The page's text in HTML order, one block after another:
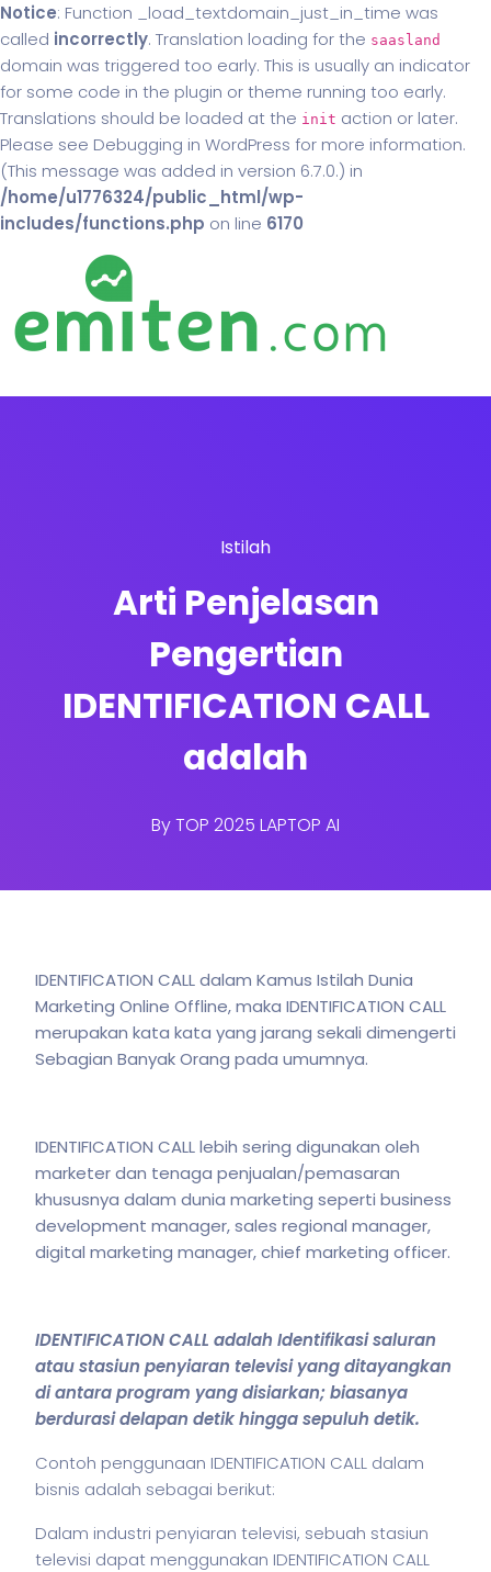
Notice: Function _load_textdomain_just_in_time was
called incorrectly. Translation loading for the saasland
domain was triggered too early. This is usually an indicator
for some code in the plugin or theme running too early.
Translations should be loaded at the init action or later.
Please see Debugging in WordPress for more information.
(This message was added in version 6.7.0.) in
/home/u1776324/public_html/wp-
includes/functions.php on line 6170
Istilah
Arti Penjelasan
Pengertian
IDENTIFICATION CALL
adalah
ByTOP 2025 LAPTOP AI
IDENTIFICATION CALL dalam Kamus Istilah Dunia
Marketing Online Offline, maka IDENTIFICATION CALL
merupakan kata kata yang jarang sekali dimengerti
Sebagian Banyak Orang pada umumnya.
IDENTIFICATION CALL lebih sering digunakan oleh
marketer dan tenaga penjualan/pemasaran
khususnya dalam dunia marketing seperti business
development manager, sales regional manager,
digital marketing manager, chief marketing officer.
IDENTIFICATION CALL adalah Identifikasi saluran
atau stasiun penyiaran televisi yang ditayangkan
di antara program yang disiarkan; biasanya
berdurasi delapan detik hingga sepuluh detik.
Contoh penggunaan IDENTIFICATION CALL dalam
bisnis adalah sebagai berikut:
Dalam industri penyiaran televisi, sebuah stasiun
televisi dapat menggunakan IDENTIFICATION CALL